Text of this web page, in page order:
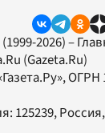
2026) –
(Gazeta.Ru)
, ОГРН
125239,